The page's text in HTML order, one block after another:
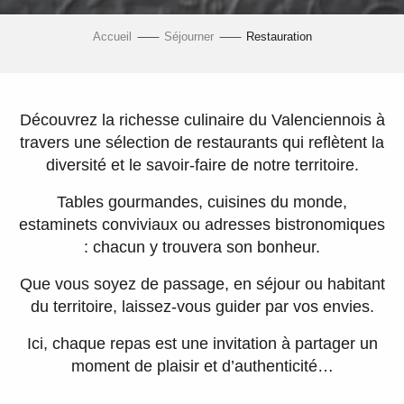
Accueil Séjourner Restauration
Découvrez la richesse culinaire du Valenciennois à
travers une sélection de restaurants qui reflètent la
diversité et le savoir-faire de notre territoire.
Tables gourmandes, cuisines du monde,
estaminets conviviaux ou adresses bistronomiques
: chacun y trouvera son bonheur.
Que vous soyez de passage, en séjour ou habitant
du territoire, laissez-vous guider par vos envies.
Ici, chaque repas est une invitation à partager un
moment de plaisir et d’authenticité…